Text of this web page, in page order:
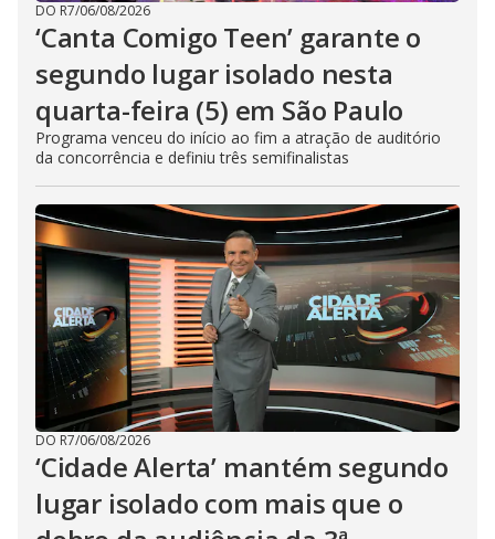
DO R7/06/08/2026
‘Canta Comigo Teen’ garante o
segundo lugar isolado nesta
quarta-feira (5) em São Paulo
Programa venceu do início ao fim a atração de auditório
da concorrência e definiu três semifinalistas
DO R7/06/08/2026
‘Cidade Alerta’ mantém segundo
lugar isolado com mais que o